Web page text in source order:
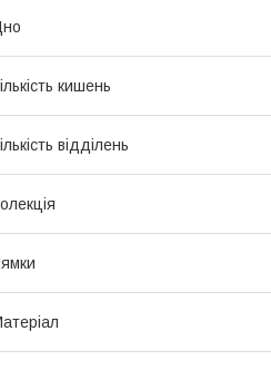
кишень
відділень